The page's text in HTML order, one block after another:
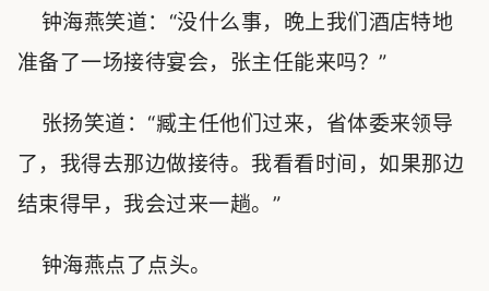
钟海燕笑道：“没什么事，晚上我们酒店特地
准备了一场接待宴会，张主任能来吗？”
张扬笑道：“臧主任他们过来，省体委来领导
了，我得去那边做接待。我看看时间，如果那边
结束得早，我会过来一趟。”
钟海燕点了点头。